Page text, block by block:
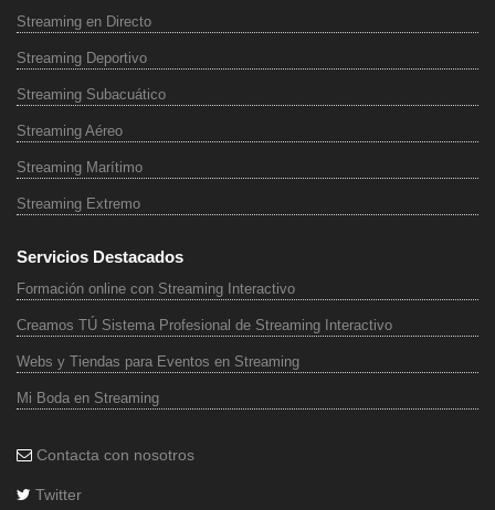
Streaming en Directo
Streaming Deportivo
Streaming Subacuático
Streaming Aéreo
Streaming Marítimo
Streaming Extremo
Servicios Destacados
Formación online con Streaming Interactivo
Creamos TÚ Sistema Profesional de Streaming Interactivo
Webs y Tiendas para Eventos en Streaming
Mi Boda en Streaming
Contacta con nosotros
Twitter